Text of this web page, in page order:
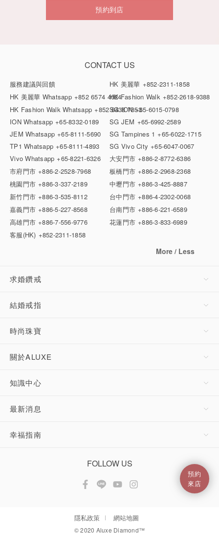
預約
來店
預約到店
CONTACT US
服務建議與回饋 HK 美麗華 +852-2311-1858
HK 美麗華 Whatsapp +852 6574 4024HK Fashion Walk +852-2618-9388
HK Fashion Walk Whatsapp +852 6438 7853
SG ION +65-6015-0798
ION Whatsapp +65-8332-0189 SG JEM +65-6992-2589
JEM Whatsapp +65-8111-5690 SG Tampines 1 +65-6022-1715
TP1 Whatsapp +65-8111-4893 SG Vivo City +65-6047-0067
Vivo Whatsapp +65-8221-6326 大安門市 +886-2-8772-6386
市府門市 +886-2-2528-7968 板橋門市 +886-2-2968-2368
桃園門市 +886-3-337-2189 中壢門市 +886-3-425-8887
新竹門市 +886-3-535-8112 台中門市 +886-4-2302-0068
嘉義門市 +886-5-227-8568 台南門市 +886-6-221-6589
高雄門市 +886-7-556-9776 花蓮門市 +886-3-833-6989
客服(HK) +852-2311-1858
More / Less
求婚鑽戒
結婚戒指
時尚珠寶
關於ALUXE
知識中心
最新消息
幸福指南
FOLLOW US
隱私政策 網站地圖
© 2020 Aluxe Diamond™